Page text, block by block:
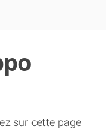
sur cette page